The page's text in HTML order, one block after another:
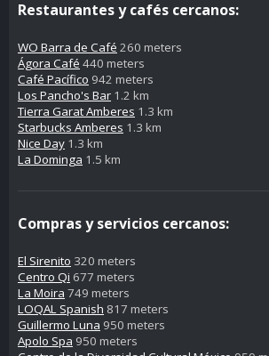
Restaurantes y cafés cercanos:
WO Barra de Café 260 meters
Ágora Café 440 meters
Café Pacífico 942 meters
Los Pancho's Bar 1.2 km
Tierra Garat Amberes 1.3 km
Starbucks Amberes 1.3 km
Nice Day 1.3 km
La Dominga 1.5 km
Compras y servicios cercanos:
El Sirenito 320 meters
Centro Qi 677 meters
La Moira 749 meters
LOQAL Spanish 817 meters
Guillermo Luna 950 meters
Apolo Spa 950 meters